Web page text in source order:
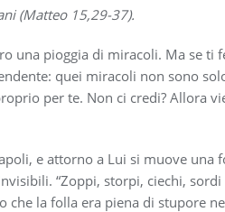
(Matteo 15,29-37).
una pioggia di miracoli. Ma se ti
quei miracoli non sono
per te. Non ci credi? Allora
e attorno a Lui si muove una
“Zoppi, storpi, ciechi,
che la folla era piena di stupore